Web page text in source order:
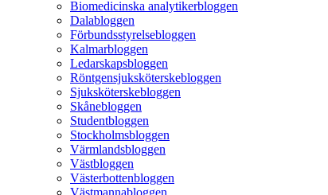
Biomedicinska analytikerbloggen
Dalabloggen
Förbundsstyrelsebloggen
Kalmarbloggen
Ledarskapsbloggen
Röntgensjuksköterskebloggen
Sjuksköterskebloggen
Skånebloggen
Studentbloggen
Stockholmsbloggen
Värmlandsbloggen
Västbloggen
Västerbottenbloggen
Västmannabloggen